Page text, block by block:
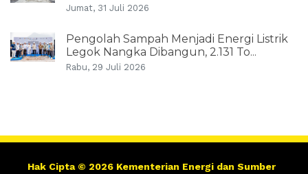
Jumat, 31 Juli 2026
Pengolah Sampah Menjadi Energi Listrik
Legok Nangka Dibangun, 2.131 To...
Rabu, 29 Juli 2026
Hak Cipta © 2026 Kementerian Energi dan Sumber